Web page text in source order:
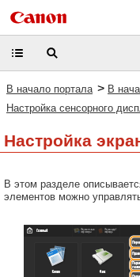
В начало портала > В
Настройка сенсорного
Настройка
В этом разделе
элементов можно